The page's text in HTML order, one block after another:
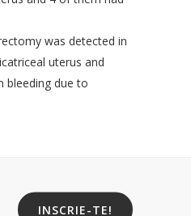
was detected in
uterus and
bleeding due to
INSCRIE-TE!